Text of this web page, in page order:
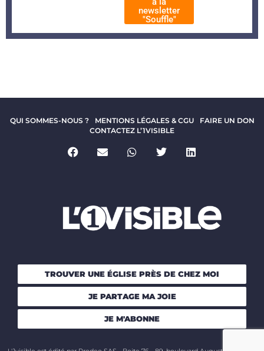
newsletter
"Souffle"
QUI SOMMES-NOUS ? MENTIONS LÉGALES & CGU
FAIRE UN DON
CONTACTEZ L’1VISIBLE
TROUVER UNE ÉGLISE PRÈS DE CHEZ MOI
JE PARTAGE MA JOIE
JE M'ABONNE